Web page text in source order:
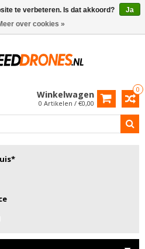
0
Winkelwagen
0 Artikelen / €0,00
te verbeteren. Is dat akkoord?
Ja
over cookies »